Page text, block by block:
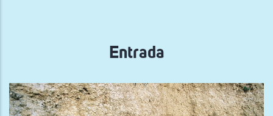
navegaciónEntrada